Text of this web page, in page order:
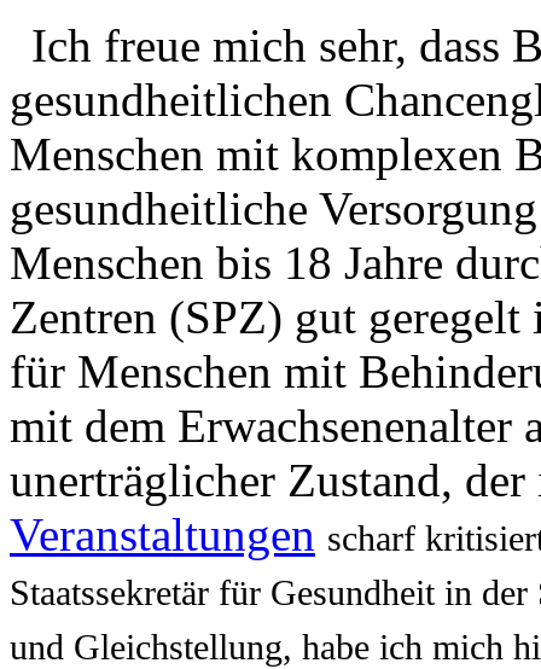
Ich freue mich sehr, dass
gesundheitlichen
Menschen mit komplexen
gesundheitliche
Menschen bis 18 Jahre
Zentren (SPZ) gut geregelt
für Menschen mit
mit dem Erwachsenenalter
unerträglicher Zustand,
Veranstaltungen scharf
Staatssekretär für Gesundheit in
und Gleichstellung, habe ich mich